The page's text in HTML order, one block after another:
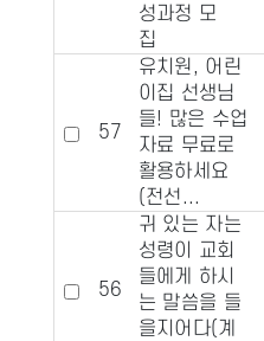
성과정 모
집
57
유치원, 어린
이집 선생님
들! 많은 수업
자료 무료로
활용하세요
(전선...
56
귀 있는 자는
성령이 교회
들에게 하시
는 말씀을 들
을지어다(계